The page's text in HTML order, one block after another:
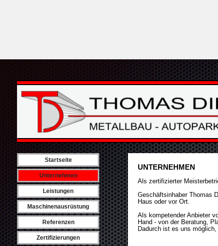
UNTERNEHMEN
Als zertifizierter
Geschäftsinhaber Thomas
Haus oder vor Ort.
Als kompetender Anbieter
Hand - von der Beratung,
Dadurch ist es uns
Startseite
Unternehmen
Leistungen
Maschinenausrüstung
Referenzen
Zertifizierungen